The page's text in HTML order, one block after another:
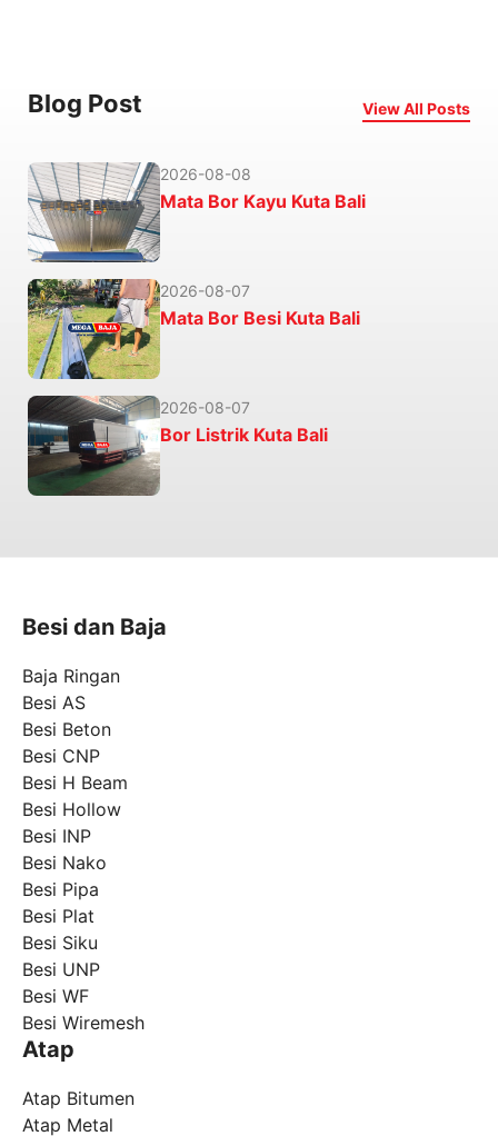
Blog Post View All Posts
2026-08-08
Mata Bor Kayu Kuta Bali
2026-08-07
Mata Bor Besi Kuta Bali
2026-08-07
Bor Listrik Kuta Bali
Besi dan Baja
Baja Ringan
Besi AS
Besi Beton
Besi CNP
Besi H Beam
Besi Hollow
Besi INP
Besi Nako
Besi Pipa
Besi Plat
Besi Siku
Besi UNP
Besi WF
Besi Wiremesh
Atap
Atap Bitumen
Atap Metal